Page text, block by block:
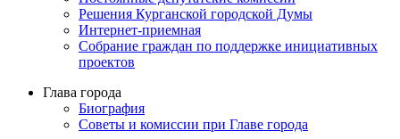
Решения Курганской городской Думы
Интернет-приемная
Собрание граждан по поддержке инициативных
проектов
Глава города
Биография
Советы и комиссии при Главе города